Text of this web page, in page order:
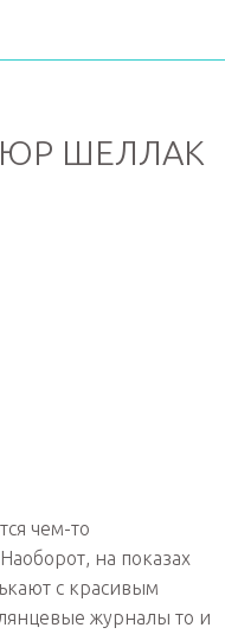
ШЕЛЛАК
чем-то
на показах
с красивым
журналы то и